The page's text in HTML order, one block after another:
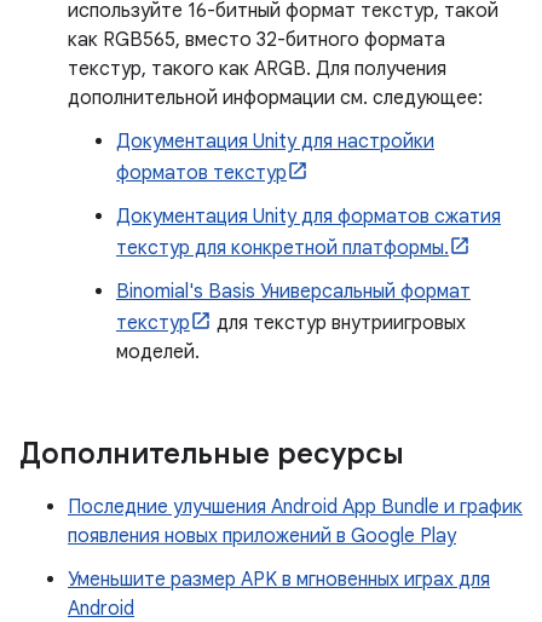
используйте 16-битный формат текстур, такой
как RGB565, вместо 32-битного формата
текстур, такого как ARGB. Для получения
дополнительной информации см. следующее:
Документация Unity для настройки
форматов текстур
Документация Unity для форматов сжатия
текстур для конкретной платформы.
Binomial's Basis Универсальный формат
текстур
для текстур внутриигровых
моделей.
Дополнительные ресурсы
Последние улучшения Android App Bundle и график
появления новых приложений в Google Play
Уменьшите размер APK в мгновенных играх для
Android